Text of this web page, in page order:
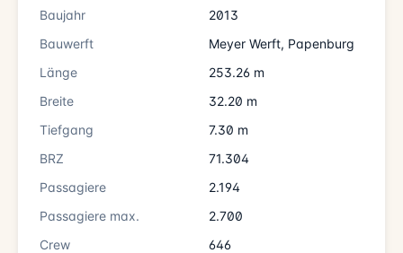
Baujahr
2013
Bauwerft
Meyer Werft, Papenburg
Länge
253.26 m
Breite
32.20 m
Tiefgang
7.30 m
BRZ
71.304
Passagiere
2.194
Passagiere max.
2.700
Crew
646